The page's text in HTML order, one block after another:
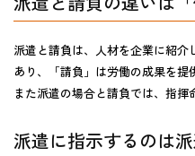
派遣と請負は、 人材を企業に紹介
あり、
「請負」は労働の成果を提
また派遣の場合と請負では、指揮
派遣に指示するのは